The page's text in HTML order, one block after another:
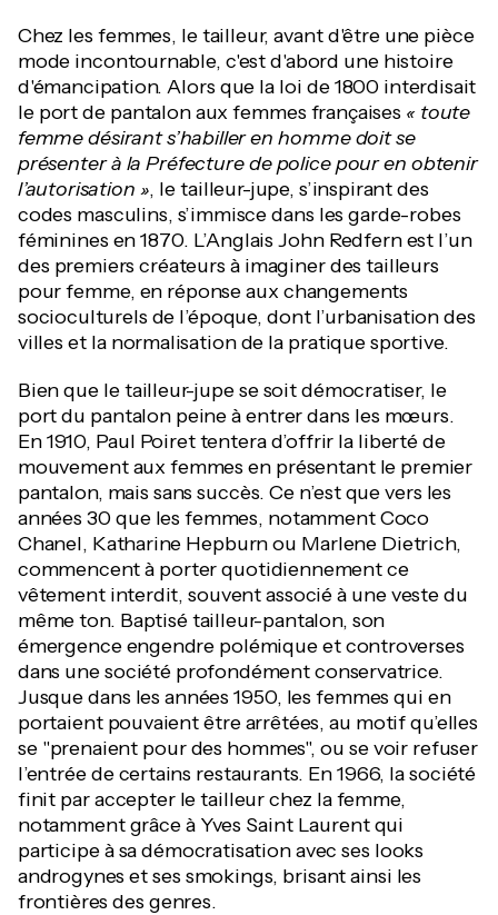
Chez les femmes, le tailleur, avant d'être une pièce
mode incontournable, c'est d'abord une histoire
d'émancipation. Alors que la loi de 1800 interdisait
le port de pantalon aux femmes françaises « toute
femme désirant s’habiller en homme doit se
présenter à la Préfecture de police pour en obtenir
l’autorisation », le tailleur-jupe, s’inspirant des
codes masculins, s’immisce dans les garde-robes
féminines en 1870. L’Anglais John Redfern est l’un
des premiers créateurs à imaginer des tailleurs
pour femme, en réponse aux changements
socioculturels de l’époque, dont l’urbanisation des
villes et la normalisation de la pratique sportive.
Bien que le tailleur-jupe se soit démocratiser, le
port du pantalon peine à entrer dans les mœurs.
En 1910, Paul Poiret tentera d’offrir la liberté de
mouvement aux femmes en présentant le premier
pantalon, mais sans succès. Ce n’est que vers les
années 30 que les femmes, notamment Coco
Chanel, Katharine Hepburn ou Marlene Dietrich,
commencent à porter quotidiennement ce
vêtement interdit, souvent associé à une veste du
même ton. Baptisé tailleur-pantalon, son
émergence engendre polémique et controverses
dans une société profondément conservatrice.
Jusque dans les années 1950, les femmes qui en
portaient pouvaient être arrêtées, au motif qu’elles
se "prenaient pour des hommes", ou se voir refuser
l’entrée de certains restaurants. En 1966, la société
finit par accepter le tailleur chez la femme,
notamment grâce à Yves Saint Laurent qui
participe à sa démocratisation avec ses looks
androgynes et ses smokings, brisant ainsi les
frontières des genres.